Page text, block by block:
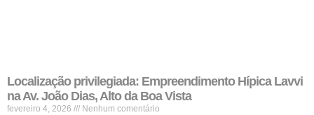
Localização privilegiada: Empreendimento Hípica Lavvi
na Av. João Dias, Alto da Boa Vista
fevereiro 4, 2026 Nenhum comentário